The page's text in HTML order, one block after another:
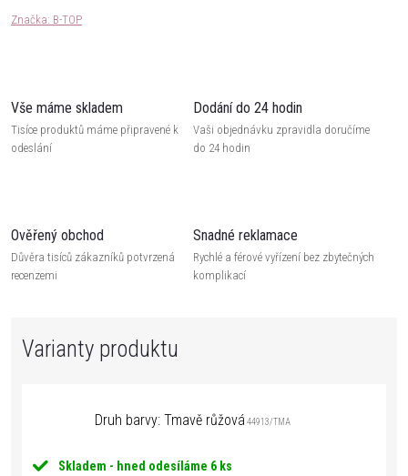
Značka: B-TOP
Vše máme skladem
Tisíce produktů máme připravené k
odeslání
Dodání do 24 hodin
Vaši objednávku zpravidla doručíme
do 24 hodin
Ověřený obchod
Důvěra tisíců zákazníků potvrzená
recenzemi
Snadné reklamace
Rychlé a férové vyřízení bez zbytečných
komplikací
Druh barvy: Tmavě růžová 44913/TMA
Skladem - hned odesíláme 6 ks